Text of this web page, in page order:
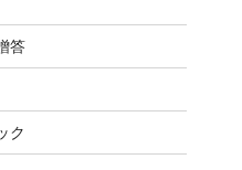
答
ク